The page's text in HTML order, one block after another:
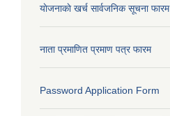
याेजनाकाे खर्च सार्वजनिक सूचना फारम
नाता प्रमाणित प्रमाण पत्र फारम
Password Application Form